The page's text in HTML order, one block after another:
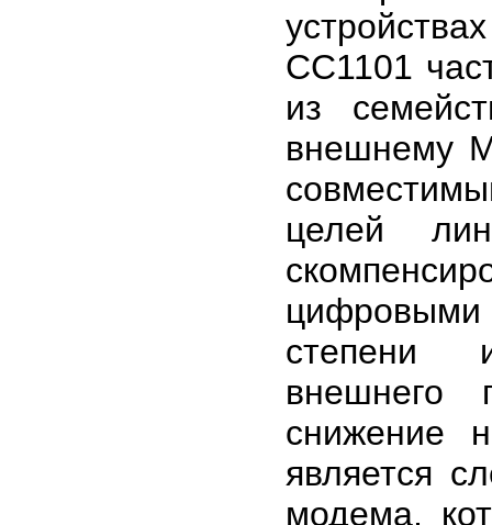
CC1101
из
внешнему
целей
цифровыми
степени
внешнего
снижение
является
модема,